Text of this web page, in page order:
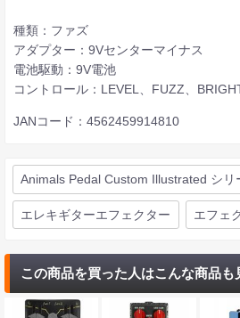
種類：ファズ
アダプター：9Vセンターマイナス
電池駆動：9V電池
コントロール：LEVEL、FUZZ、
JANコード：4562459914810
Animals Pedal Custom Illustrated シリ
エレキギターエフェクター エフェ
この商品を買った人はこんな商品も